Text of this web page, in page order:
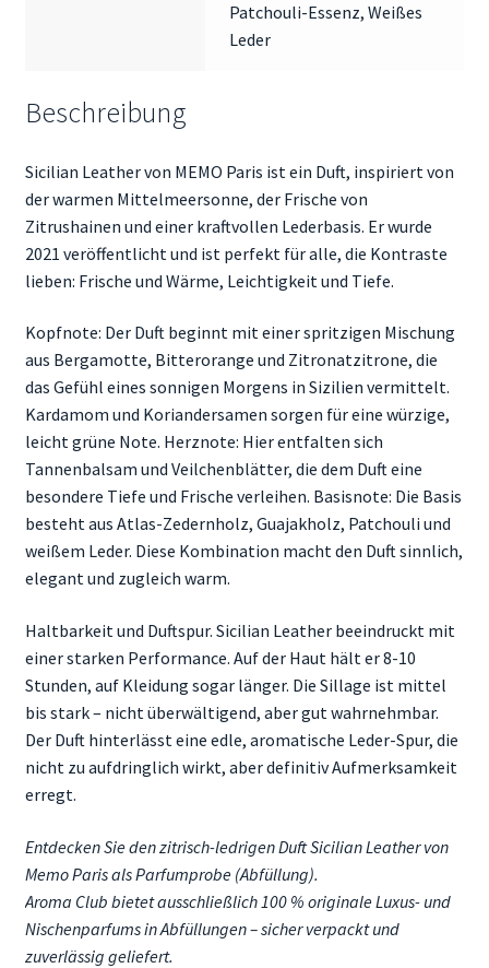
Patchouli-Essenz, Weißes
Leder
Beschreibung
Sicilian Leather von MEMO Paris ist ein Duft, inspiriert von
der warmen Mittelmeersonne, der Frische von
Zitrushainen und einer kraftvollen Lederbasis. Er wurde
2021 veröffentlicht und ist perfekt für alle, die Kontraste
lieben: Frische und Wärme, Leichtigkeit und Tiefe.
Kopfnote: Der Duft beginnt mit einer spritzigen Mischung
aus Bergamotte, Bitterorange und Zitronatzitrone, die
das Gefühl eines sonnigen Morgens in Sizilien vermittelt.
Kardamom und Koriandersamen sorgen für eine würzige,
leicht grüne Note. Herznote: Hier entfalten sich
Tannenbalsam und Veilchenblätter, die dem Duft eine
besondere Tiefe und Frische verleihen. Basisnote: Die Basis
besteht aus Atlas-Zedernholz, Guajakholz, Patchouli und
weißem Leder. Diese Kombination macht den Duft sinnlich,
elegant und zugleich warm.
Haltbarkeit und Duftspur. Sicilian Leather beeindruckt mit
einer starken Performance. Auf der Haut hält er 8-10
Stunden, auf Kleidung sogar länger. Die Sillage ist mittel
bis stark – nicht überwältigend, aber gut wahrnehmbar.
Der Duft hinterlässt eine edle, aromatische Leder-Spur, die
nicht zu aufdringlich wirkt, aber definitiv Aufmerksamkeit
erregt.
Entdecken Sie den zitrisch-ledrigen Duft Sicilian Leather von
Memo Paris als Parfumprobe (Abfüllung).
Aroma Club bietet ausschließlich 100 % originale Luxus- und
Nischenparfums in Abfüllungen – sicher verpackt und
zuverlässig geliefert.